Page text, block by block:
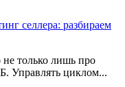
селлера: разбираем
не только лишь про
Управлять циклом...